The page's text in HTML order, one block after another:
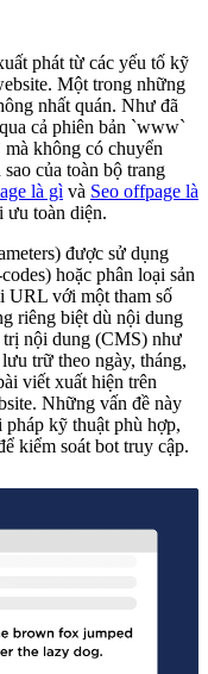
phát từ các yếu tố kỹ
Một trong những
nhất quán. Như đã
cả phiên bản `www`
không có chuyển
của toàn bộ trang
là gì và Seo offpage là
ưu toàn diện.
được sử dụng
hoặc phân loại sản
URL với một tham số
riêng biệt dù nội dung
trị nội dung (CMS) như
trữ theo ngày, tháng,
viết xuất hiện trên
Những vấn đề này
kỹ thuật phù hợp,
kiểm soát bot truy cập.